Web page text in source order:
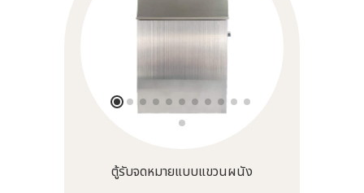
ตู้รับจดหมายแบบแขวนผนัง